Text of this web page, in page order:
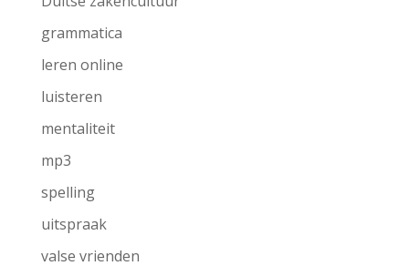
grammatica
leren online
luisteren
mentaliteit
mp3
spelling
uitspraak
valse vrienden